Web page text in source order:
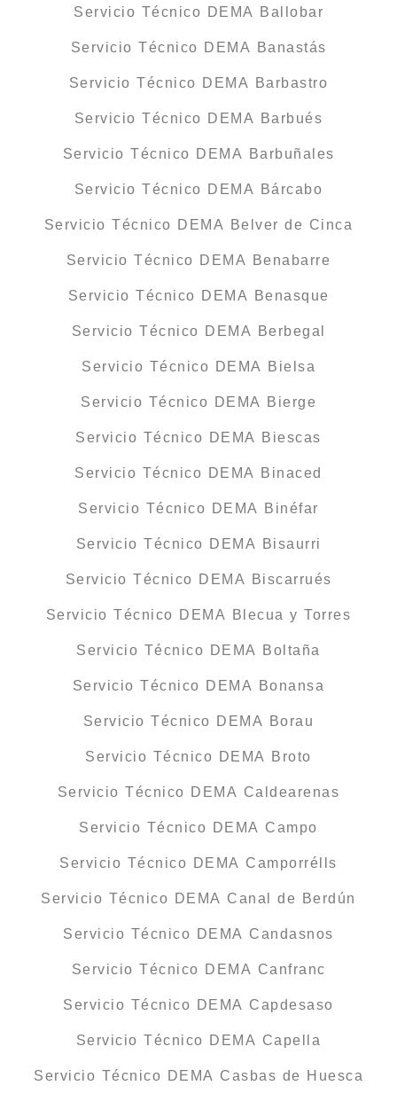
Servicio Técnico DEMA Ballobar
Servicio Técnico DEMA Banastás
Servicio Técnico DEMA Barbastro
Servicio Técnico DEMA Barbués
Servicio Técnico DEMA Barbuñales
Servicio Técnico DEMA Bárcabo
Servicio Técnico DEMA Belver de Cinca
Servicio Técnico DEMA Benabarre
Servicio Técnico DEMA Benasque
Servicio Técnico DEMA Berbegal
Servicio Técnico DEMA Bielsa
Servicio Técnico DEMA Bierge
Servicio Técnico DEMA Biescas
Servicio Técnico DEMA Binaced
Servicio Técnico DEMA Binéfar
Servicio Técnico DEMA Bisaurri
Servicio Técnico DEMA Biscarrués
Servicio Técnico DEMA Blecua y Torres
Servicio Técnico DEMA Boltaña
Servicio Técnico DEMA Bonansa
Servicio Técnico DEMA Borau
Servicio Técnico DEMA Broto
Servicio Técnico DEMA Caldearenas
Servicio Técnico DEMA Campo
Servicio Técnico DEMA Camporrélls
Servicio Técnico DEMA Canal de Berdún
Servicio Técnico DEMA Candasnos
Servicio Técnico DEMA Canfranc
Servicio Técnico DEMA Capdesaso
Servicio Técnico DEMA Capella
Servicio Técnico DEMA Casbas de Huesca